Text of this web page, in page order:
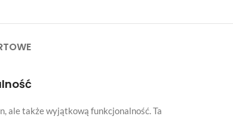
ale także wyjątkową funkcjonalność. Ta